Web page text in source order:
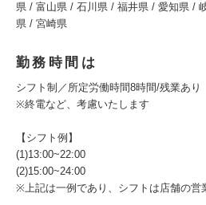
県 / 富山県 / 石川県 / 福井県 / 愛知県 /
県 / 宮崎県
勤務時間は
シフト制／所定労働時間8時間/残業あり
※終電など、考慮いたします
【シフト例】
(1)13:00~22:00
(2)15:00~24:00
※上記は一例であり、シフトは店舗の営